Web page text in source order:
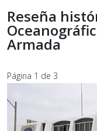
Reseña
Armada
Página 1 de 3